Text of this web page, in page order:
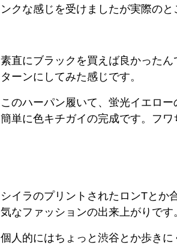
ンクな感じを受けましたが実際のと
素直にブラックを買えば良かった
ターンにしてみた感じです。
このハーパン履いて、蛍光イエロ
簡単に色キチガイの完成です。フワ
シイラのプリントされたロンTとか
気なファッションの出来上がりです
個人的にはちょっと渋谷とか歩きに